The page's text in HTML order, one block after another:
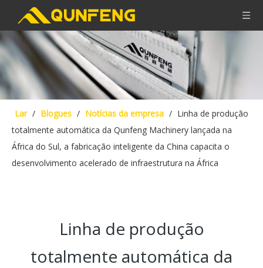
Lar / Blogues / Notícias da empresa / Linha de produção
totalmente automática da Qunfeng Machinery lançada na
África do Sul, a fabricação inteligente da China capacita o
desenvolvimento acelerado de infraestrutura na África
Linha de produção
totalmente automática da